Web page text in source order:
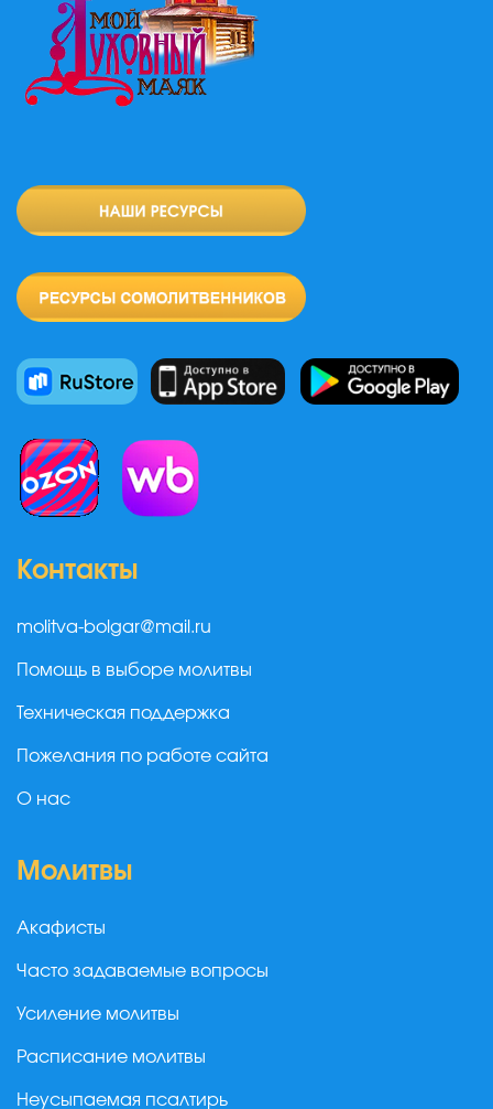
Контакты
molitva-bolgar@mail.ru
Помощь в выборе молитвы
Техническая поддержка
Пожелания по работе сайта
О нас
Молитвы
Акафисты
Часто задаваемые вопросы
Усиление молитвы
Расписание молитвы
Неусыпаемая псалтирь